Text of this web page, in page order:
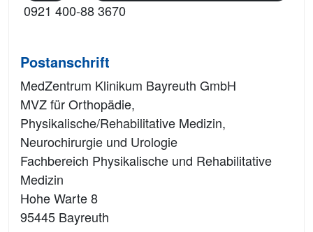
0921 400-88 3670
Postanschrift
MedZentrum Klinikum Bayreuth GmbH
MVZ für Orthopädie,
Physikalische/Rehabilitative Medizin,
Neurochirurgie und Urologie
Fachbereich Physikalische und Rehabilitative
Medizin
Hohe Warte 8
95445 Bayreuth